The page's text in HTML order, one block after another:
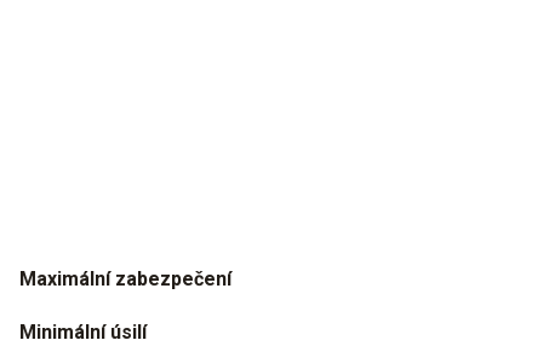
Maximální zabezpečení
Minimální úsilí